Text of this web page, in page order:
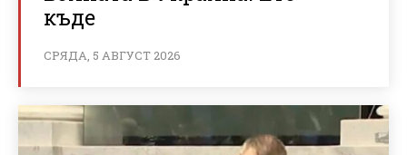
къде
СРЯДА, 5 АВГУСТ 2026